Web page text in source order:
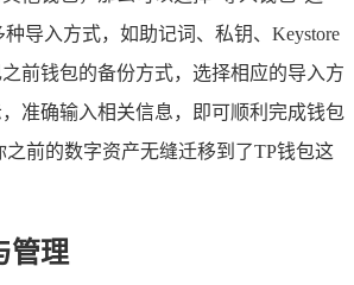
导入方式，如助记词、私钥、Keystore
前钱包的备份方式，选择相应的导入方
准确输入相关信息，即可顺利完成钱包
之前的数字资产无缝迁移到了TP钱包这
管理